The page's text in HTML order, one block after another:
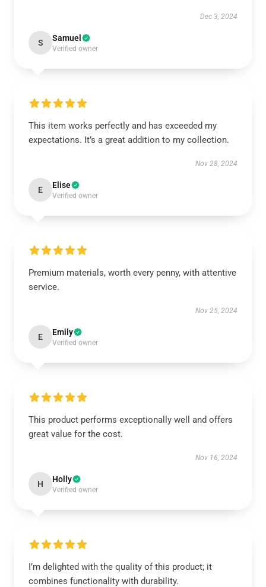
Dec 3, 2024
S Samuel
Verified owner
This item works perfectly and has exceeded my
expectations. It’s a great addition to my collection.
Nov 28, 2024
E Elise
Verified owner
Premium materials, worth every penny, with attentive
service.
Nov 25, 2024
E Emily
Verified owner
This product performs exceptionally well and offers
great value for the cost.
Nov 16, 2024
H Holly
Verified owner
I’m delighted with the quality of this product; it
combines functionality with durability.